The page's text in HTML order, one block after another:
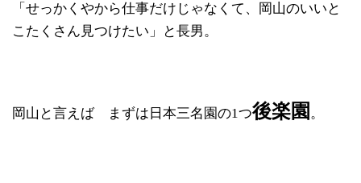
「せっかくやから仕事だけじゃなくて、岡山のいいと
こたくさん見つけたい」と長男。
岡山と言えば まずは日本三名園の1つ後楽園 。